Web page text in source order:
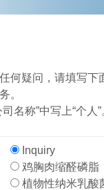
何疑问，请填写下
。
名称”中写上“个人”
Inquiry
鸡胸肉缩醛磷脂
植物性纳米乳酸